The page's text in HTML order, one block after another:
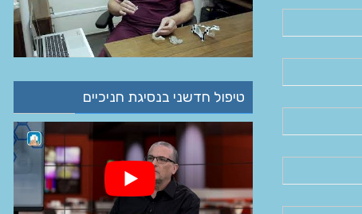
טיפול חדשני בנסיגת חניכיים